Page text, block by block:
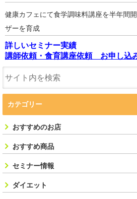
健康カフェにて食学調味料講座を半年間
ザーを育成
詳しいセミナー実績
講師依頼・食育講座依頼 お申し込
カテゴリー
おすすめのお店
おすすめ商品
セミナー情報
ダイエット